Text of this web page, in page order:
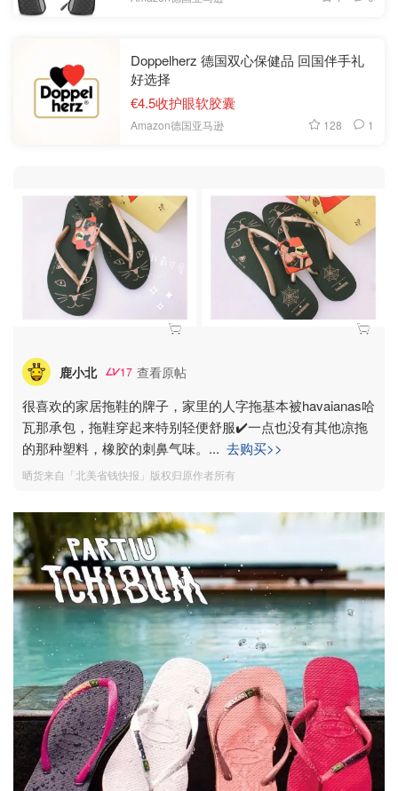
Doppelherz 德国双心保健品 回国伴手礼
好选择
€4.5收护眼软胶囊
Amazon德国亚马逊 128 1
鹿小北 17 查看原帖
很喜欢的家居拖鞋的牌子，家里的人字拖基本被havaianas哈
瓦那承包，拖鞋穿起来特别轻便舒服✔️一点也没有其他凉拖
的那种塑料，橡胶的刺鼻气味。 ... 去购买>>
晒货来自「北美省钱快报」版权归原作者所有